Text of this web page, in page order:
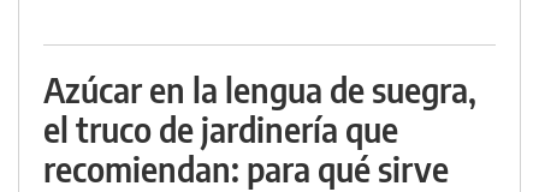
Azúcar en la lengua de suegra,
el truco de jardinería que
recomiendan: para qué sirve